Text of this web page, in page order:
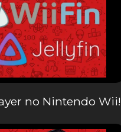
no Nintendo Wii!